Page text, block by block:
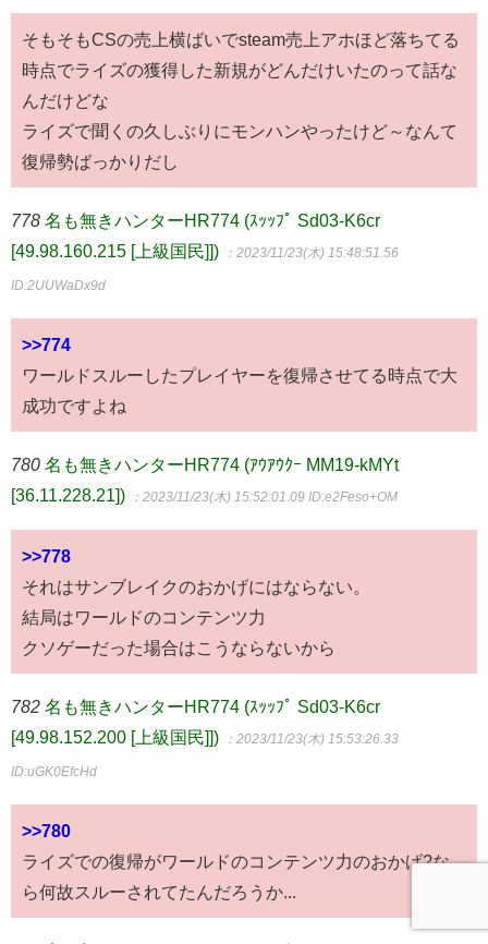
そもそもCSの売上横ばいでsteam売上アホほど落ちてる
時点でライズの獲得した新規がどんだけいたのって話な
んだけどな
ライズで聞くの久しぶりにモンハンやったけど～なんて
復帰勢ばっかりだし
778 名も無きハンターHR774 (ｽｯｯﾌﾟ Sd03-K6cr
[49.98.160.215 [上級国民]])
：2023/11/23(木) 15:48:51.56
ID:2UUWaDx9d
>>774
ワールドスルーしたプレイヤーを復帰させてる時点で大
成功ですよね
780 名も無きハンターHR774 (ｱｳｱｳｸｰ MM19-kMYt
[36.11.228.21])
：2023/11/23(木) 15:52:01.09 ID:e2Feso+OM
>>778
それはサンブレイクのおかげにはならない。
結局はワールドのコンテンツ力
クソゲーだった場合はこうならないから
782 名も無きハンターHR774 (ｽｯｯﾌﾟ Sd03-K6cr
[49.98.152.200 [上級国民]])
：2023/11/23(木) 15:53:26.33
ID:uGK0EfcHd
>>780
ライズでの復帰がワールドのコンテンツ力のおかげ?な
ら何故スルーされてたんだろうか...